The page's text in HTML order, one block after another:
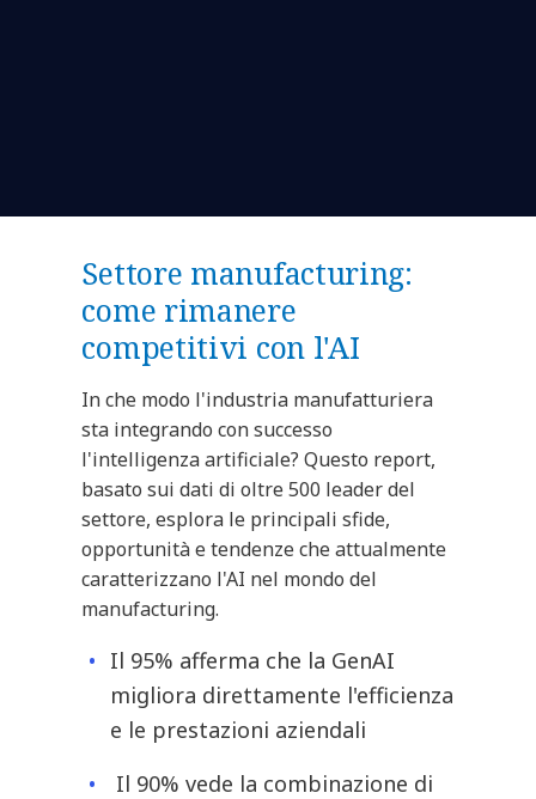
Settore manufacturing:
come rimanere
competitivi con l'AI
In che modo l'industria manufatturiera
sta integrando con successo
l'intelligenza artificiale? Questo report,
basato sui dati di oltre 500 leader del
settore, esplora le principali sfide,
opportunità e tendenze che attualmente
caratterizzano l'AI nel mondo del
manufacturing.
Il 95% afferma che la GenAI
migliora direttamente l'efficienza
e le prestazioni aziendali
Il 90% vede la combinazione di